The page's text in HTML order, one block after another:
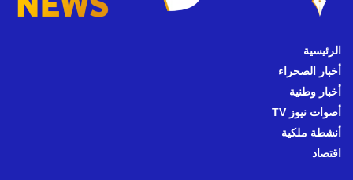
الرئيسية
أخبار الصحراء
أخبار وطنية
أصوات نيوز TV
أنشطة ملكية
اقتصاد